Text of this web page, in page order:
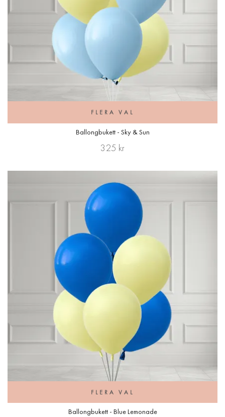
FLERA VAL
Ballongbukett - Sky & Sun
325 kr
FLERA VAL
Ballongbukett - Blue Lemonade